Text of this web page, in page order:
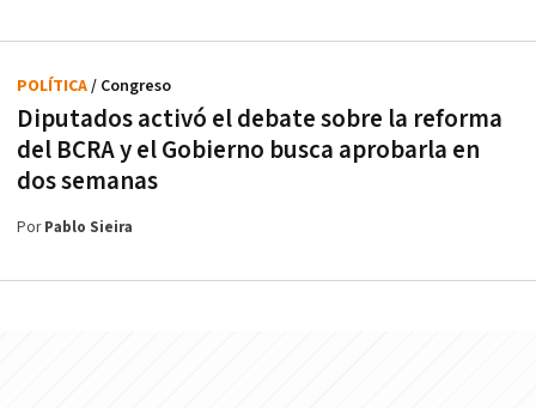
Diputados activó el debate sobre la reforma
del BCRA y el Gobierno busca aprobarla en
dos semanas
POLÍTICA/ Congreso
PorPablo Sieira